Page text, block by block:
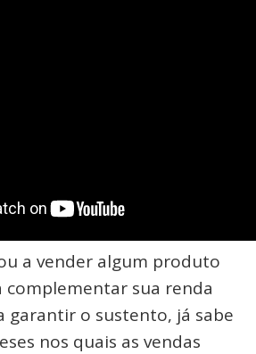
a vender algum produto
complementar sua renda
garantir o sustento, já sabe
nos quais as vendas